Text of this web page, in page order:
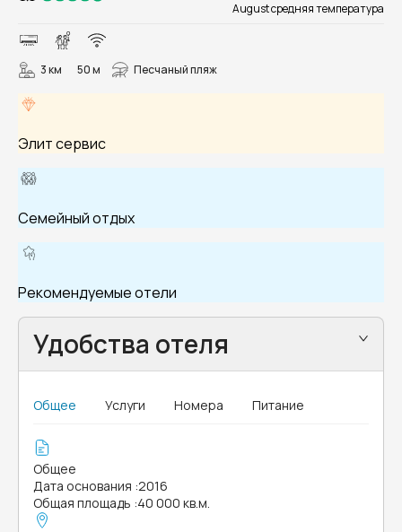
August средняя температура
3 км 50 м Песчаный пляж
Элит сервис
Семейный отдых
Рекомендуемые отели
Удобства отеля
Общее Услуги Номера Питание
Общее
Дата основания :2016
Общая площадь :40 000 кв.м.